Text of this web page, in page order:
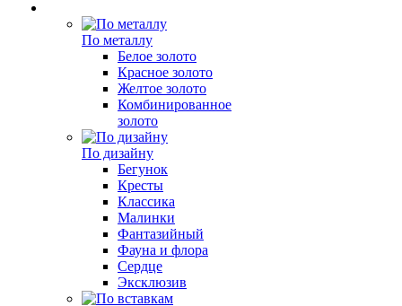
По металлу
Белое золото
Красное золото
Желтое золото
Комбинированное
золото
По дизайну
Бегунок
Кресты
Классика
Малинки
Фантазийный
Фауна и флора
Сердце
Эксклюзив